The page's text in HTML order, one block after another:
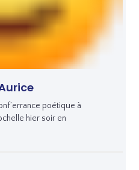
poétique à
hier soir en